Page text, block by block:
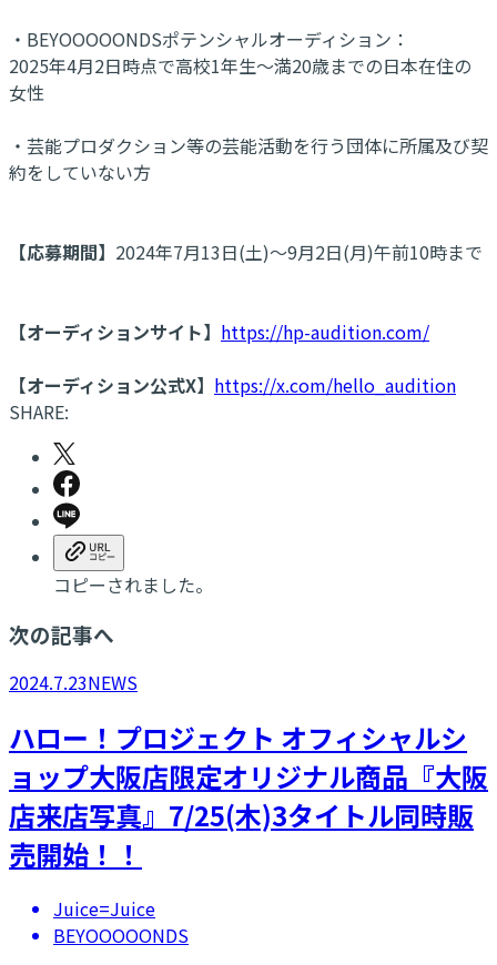
・BEYOOOOONDSポテンシャルオーディション：
2025年4月2日時点で高校1年生～満20歳までの日本在住の
女性
・芸能プロダクション等の芸能活動を行う団体に所属及び契
約をしていない方
【応募期間】 2024年7月13日(土)～9月2日(月)午前10時まで
【オーディションサイト】 https://hp-audition.com/
【オーディション公式X】 https://x.com/hello_audition
SHARE:
コピーされました。
次の記事へ
2024.7.23NEWS
ハロー！プロジェクト オフィシャルシ
ョップ大阪店限定オリジナル商品『大阪
店来店写真』7/25(木)3タイトル同時販
売開始！！
Juice=Juice
BEYOOOOONDS